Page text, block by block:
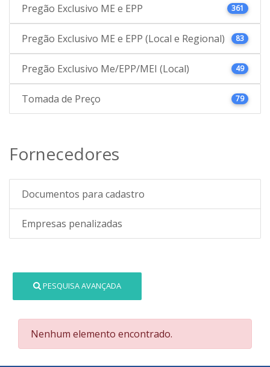
Pregão Exclusivo ME e EPP 361
Pregão Exclusivo ME e EPP (Local e Regional) 83
Pregão Exclusivo Me/EPP/MEI (Local) 49
Tomada de Preço 79
Fornecedores
Documentos para cadastro
Empresas penalizadas
PESQUISA AVANÇADA
Nenhum elemento encontrado.